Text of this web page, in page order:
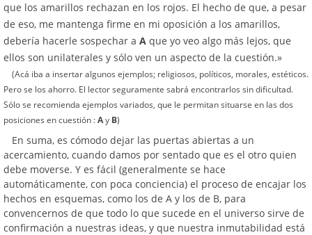
que los amarillos rechazan en los rojos. El hecho de que, a pesar
de eso, me mantenga firme en mi oposición a los amarillos,
debería hacerle sospechar a A que yo veo algo más lejos, que
ellos son unilaterales y sólo ven un aspecto de la cuestión.»
(Acá iba a insertar algunos ejemplos; religiosos, políticos, morales, estéticos.
Pero se los ahorro. El lector seguramente sabrá encontrarlos sin dificultad.
Sólo se recomienda ejemplos variados, que le permitan situarse en las dos
posiciones en cuestión : A y B)
En suma, es cómodo dejar las puertas abiertas a un
acercamiento, cuando damos por sentado que es el otro quien
debe moverse. Y es fácil (generalmente se hace
automáticamente, con poca conciencia) el proceso de encajar los
hechos en esquemas, como los de A y los de B, para
convencernos de que todo lo que sucede en el universo sirve de
confirmación a nuestras ideas, y que nuestra inmutabilidad está